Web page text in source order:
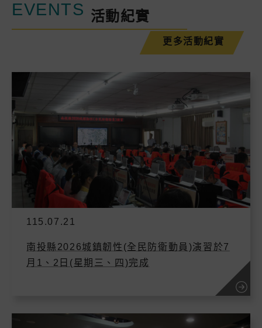
EVENTS 活動紀實
更多活動紀實
115.07.21
南投縣2026城鎮韌性(全民防衛動員)演習於7
月1、2日(星期三、四)完成